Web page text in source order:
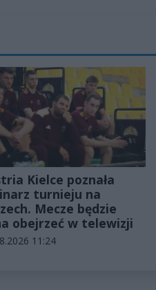
Kielce poznała
turnieju na
Mecze będzie
obejrzeć w telewizji
artykułu:
11:24
artykułu: